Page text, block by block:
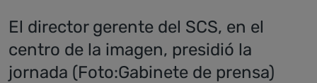
El director gerente del SCS, en el
centro de la imagen, presidió la
jornada (Foto:Gabinete de prensa)